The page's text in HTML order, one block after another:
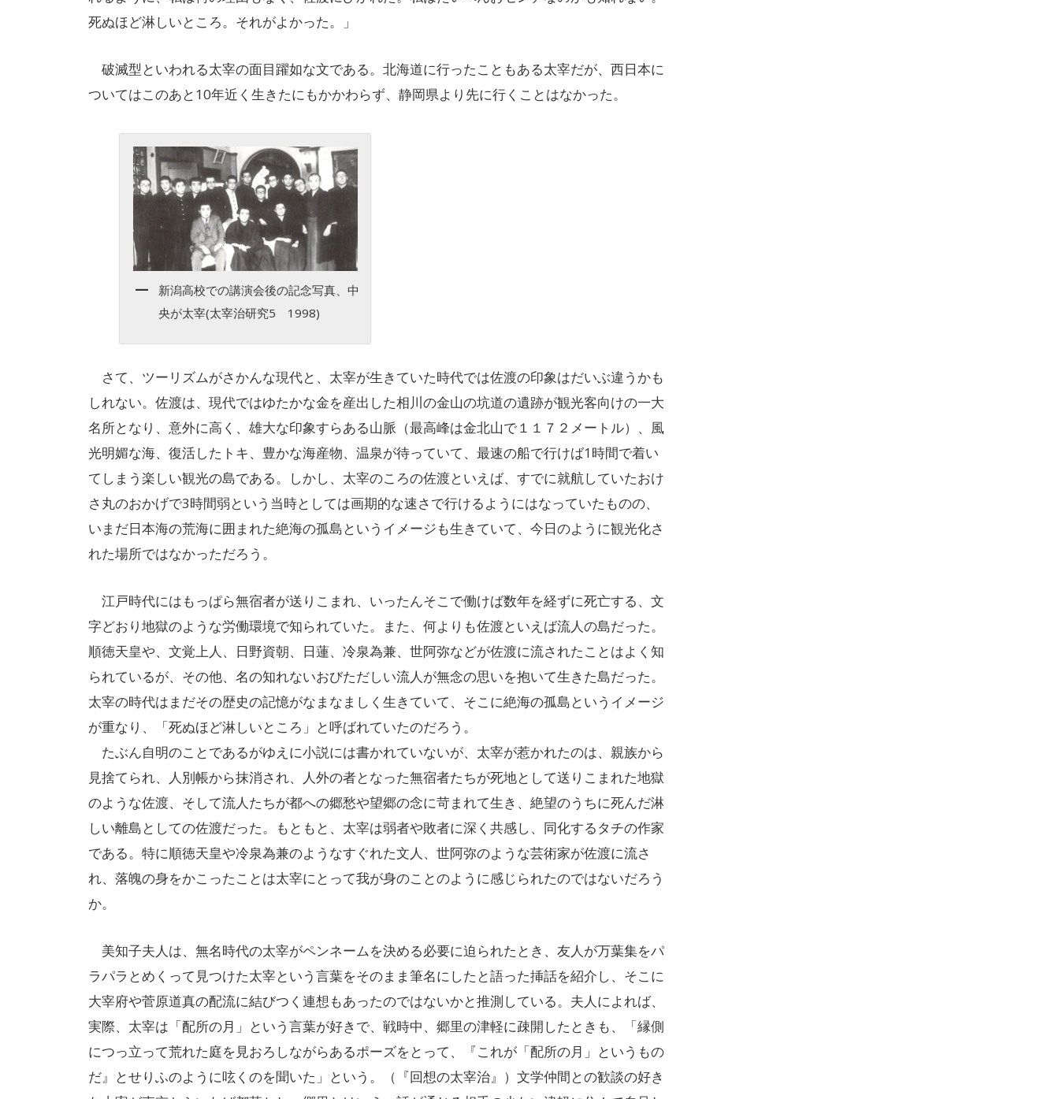
死ぬほど淋しいところ。それがよかった。」
破滅型といわれる太宰の面目躍如な文である。北海道に行ったこともある太宰だが、西日本に
ついてはこのあと10年近く生きたにもかかわらず、静岡県より先に行くことはなかった。
新潟高校での講演会後の記念写真、中
央が太宰(太宰治研究5 1998)
さて、ツーリズムがさかんな現代と、太宰が生きていた時代では佐渡の印象はだいぶ違うかも
しれない。佐渡は、現代ではゆたかな金を産出した相川の金山の坑道の遺跡が観光客向けの一大
名所となり、意外に高く、雄大な印象すらある山脈（最高峰は金北山で１１７２メートル）、風
光明媚な海、復活したトキ、豊かな海産物、温泉が待っていて、最速の船で行けば1時間で着い
てしまう楽しい観光の島である。しかし、太宰のころの佐渡といえば、すでに就航していたおけ
さ丸のおかげで3時間弱という当時としては画期的な速さで行けるようにはなっていたものの、
いまだ日本海の荒海に囲まれた絶海の孤島というイメージも生きていて、今日のように観光化さ
れた場所ではなかっただろう。
江戸時代にはもっぱら無宿者が送りこまれ、いったんそこで働けば数年を経ずに死亡する、文
字どおり地獄のような労働環境で知られていた。また、何よりも佐渡といえば流人の島だった。
順徳天皇や、文覚上人、日野資朝、日蓮、冷泉為兼、世阿弥などが佐渡に流されたことはよく知
られているが、その他、名の知れないおびただしい流人が無念の思いを抱いて生きた島だった。
太宰の時代はまだその歴史の記憶がなまなましく生きていて、そこに絶海の孤島というイメージ
が重なり、「死ぬほど淋しいところ」と呼ばれていたのだろう。
たぶん自明のことであるがゆえに小説には書かれていないが、太宰が惹かれたのは、親族から
見捨てられ、人別帳から抹消され、人外の者となった無宿者たちが死地として送りこまれた地獄
のような佐渡、そして流人たちが都への郷愁や望郷の念に苛まれて生き、絶望のうちに死んだ淋
しい離島としての佐渡だった。もともと、太宰は弱者や敗者に深く共感し、同化するタチの作家
である。特に順徳天皇や冷泉為兼のようなすぐれた文人、世阿弥のような芸術家が佐渡に流さ
れ、落魄の身をかこったことは太宰にとって我が身のことのように感じられたのではないだろう
か。
美知子夫人は、無名時代の太宰がペンネームを決める必要に迫られたとき、友人が万葉集をパ
ラパラとめくって見つけた太宰という言葉をそのまま筆名にしたと語った挿話を紹介し、そこに
大宰府や菅原道真の配流に結びつく連想もあったのではないかと推測している。夫人によれば、
実際、太宰は「配所の月」という言葉が好きで、戦時中、郷里の津軽に疎開したときも、「縁側
につっ立って荒れた庭を見おろしながらあるポーズをとって、『これが「配所の月」というもの
だ』とせりふのように呟くのを聞いた」という。（『回想の太宰治』）文学仲間との歓談の好き